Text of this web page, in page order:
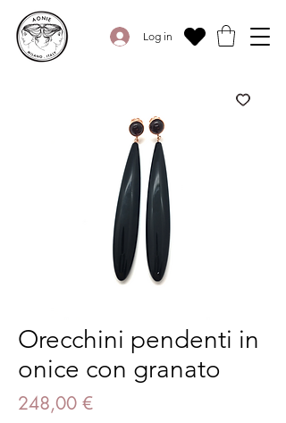
Log in
Orecchini pendenti in
onice con granato
248,00 €Prezzo